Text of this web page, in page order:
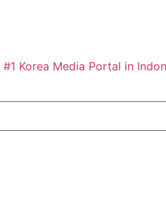
#1 Korea Media Portal in